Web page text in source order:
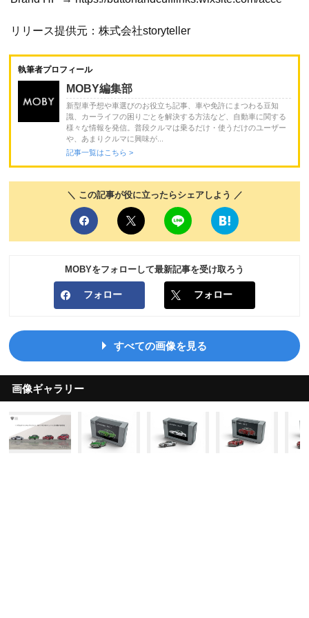
リリース提供元：株式会社storyteller
執筆者プロフィール
MOBY編集部
新型車予想や車選びのお役立ち記事、車や免許にまつわる豆知
識、カーライフの困りごとを解決する方法など、自動車に関する
様々な情報を発信。普段クルマは乗るだけ・使うだけのユーザー
や、あまりクルマに興味が...
記事一覧はこちら >
＼ この記事が役に立ったらシェアしよう ／
MOBYをフォローして最新記事を受け取ろう
フォロー フォロー
すべての画像を見る
画像ギャラリー